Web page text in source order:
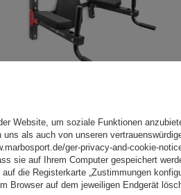
Wandbefestigung MH-D101 -
Marbo Sport
94,89 €
80,66 €
Website, um soziale Funktionen
als auch von unseren
ger-privacy-and-cookie-
sie auf Ihrem Computer gespeichert
die Registerkarte „Zustimmungen
Browser auf dem jeweiligen Endgerät